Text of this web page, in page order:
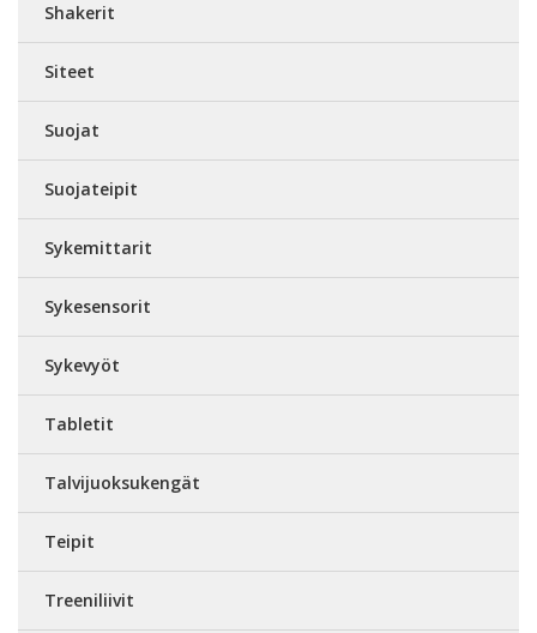
Shakerit
Siteet
Suojat
Suojateipit
Sykemittarit
Sykesensorit
Sykevyöt
Tabletit
Talvijuoksukengät
Teipit
Treeniliivit